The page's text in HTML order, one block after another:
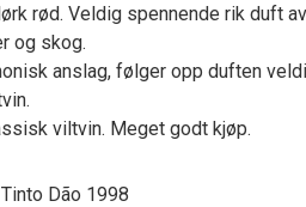
rød. Veldig spennende rik duft
og skog.
anslag, følger opp duften
viltvin. Meget godt kjøp.
Dão 1998